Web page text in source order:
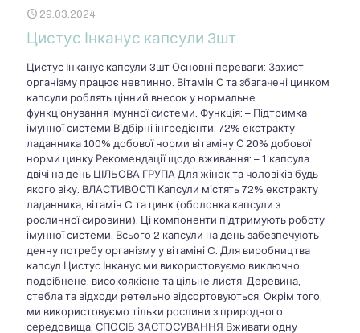
29.03.2024
Цистус Інканус капсули 3шт
Цистус Інканус капсули 3шт Основні переваги: Захист
організму працює невпинно. Вітамін С та збагачені цинком
капсули роблять цінний внесок у нормальне
функціонування імунної системи. Функція: – Підтримка
імунної системи Відбірні інгредієнти: 72% екстракту
ладанника 100% добової норми вітаміну С 20% добової
норми цинку Рекомендації щодо вживання: – 1 капсула
двічі на день ЦІЛЬОВА ГРУПА Для жінок та чоловіків будь-
якого віку. ВЛАСТИВОСТІ Капсули містять 72% екстракту
ладанника, вітамін C та цинк (оболонка капсули з
рослинної сировини). Ці компоненти підтримують роботу
імунної системи. Всього 2 капсули на день забезпечують
денну потребу організму у вітаміні C. Для виробництва
капсул Цистус Інканус ми використовуємо виключно
подрібнене, високоякісне та цільне листя. Деревина,
стебла та відходи ретельно відсортовуються. Окрім того,
ми використовуємо тільки рослини з природного
середовища. СПОСІБ ЗАСТОСУВАННЯ Вживати одну